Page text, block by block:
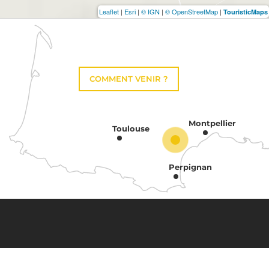
Leaflet | Esri | © IGN | © OpenStreetMap | TouristicMaps
COMMENT VENIR ?
Toulouse
Montpellier
Perpignan